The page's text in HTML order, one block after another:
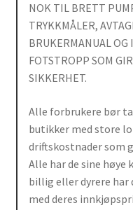
NOK TIL BRETT
TRYKKMÅLER,
BRUKERMANUAL
FOTSTROPP SOM
SIKKERHET.
Alle forbrukere bør
butikker med store
driftskostnader som
Alle har de sine høye
billig eller dyrere
med deres